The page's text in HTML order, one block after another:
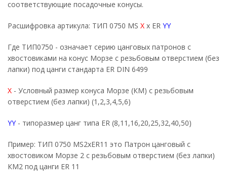
соответствующие посадочные конусы.
Расшифровка артикула: ТИП 0750 MS X x ER YY
Где ТИП0750 - означает серию цанговых патронов с
хвостовиками на конус Морзе с резьбовым отверстием (без
лапки) под цанги стандарта ER DIN 6499
X - Условный размер конуса Морзе (КМ) с резьбовым
отверстием (без лапки) (1,2,3,4,5,6)
YY - типоразмер цанг типа ER (8,11,16,20,25,32,40,50)
Пример: ТИП 0750 MS2xER11 это Патрон цанговый с
хвостовиком Морзе 2 с резьбовым отверстием (без лапки)
КМ2 под цанги ER 11